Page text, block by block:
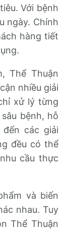
Với bệnh
ngày. Chính
hàng tiết
Thể Thuận
nhiều giải
xử lý từng
bệnh, hỗ
các giải
đều có thể
cầu thực
và biến
nhau. Tuy
Thể Thuận